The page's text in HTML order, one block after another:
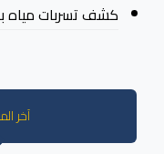
كشف تسربات مياه
آخر